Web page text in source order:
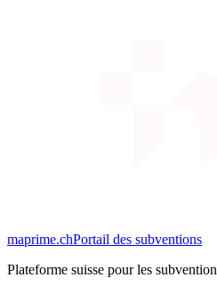
maprime.chPortail des subventions
Plateforme suisse pour les